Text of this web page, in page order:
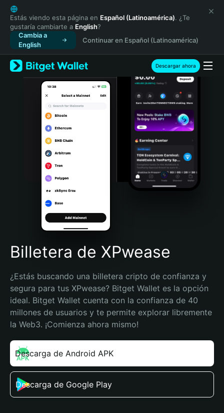
English
日本語
Tiếng Việt
Русский
Español (Latinoamérica)
Türkçe
Italiano
Português (Portugal)
Bahasa Indonesia
Português (Brasil)
Español (Argentina)
Estás viendo esta página en Español (Latinoamérica). ¿Te
gustaría cambiarte a English?
Cambia a
English
Continuar en Español (Latinoamérica)
Descargar ahora
Billetera de XPwease
¿Estás buscando una billetera cripto de confianza y
segura para tus XPwease? Bitget Wallet es la opción
ideal. Bitget Wallet cuenta con la confianza de 40
millones de usuarios y te permite explorar libremente
la Web3. ¡Comienza ahora mismo!
Descarga de Android APK
Descarga de Google Play